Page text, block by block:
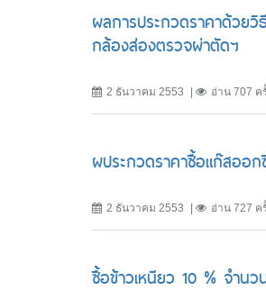
ผลการประกวดราคาด้วย
กล้องส่องตรวจผ่าตัดฯ
2 ธันวาคม 2553 อ่าน 707 ค
ผประกวดราคาซื้อแก๊สออ
2 ธันวาคม 2553 อ่าน 727 ค
ซื้อข้าวเหนียว 10 % จำน